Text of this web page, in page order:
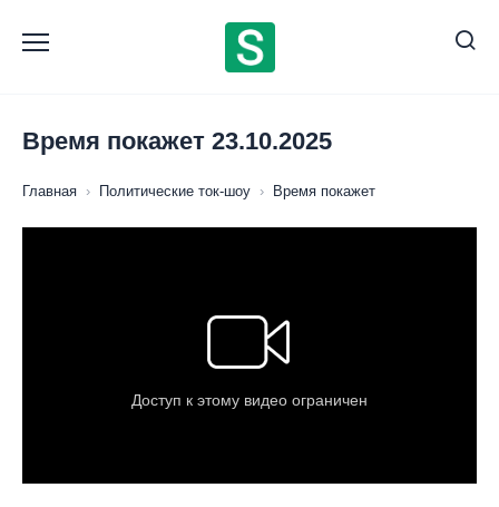
содержанию
Время покажет 23.10.2025
Главная › Политические ток-шоу › Время покажет